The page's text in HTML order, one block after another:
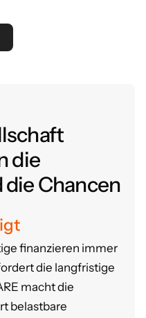
die
Chancen
finanzieren immer
die langfristige
macht die
belastbare